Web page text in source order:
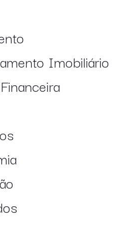
Imobiliário